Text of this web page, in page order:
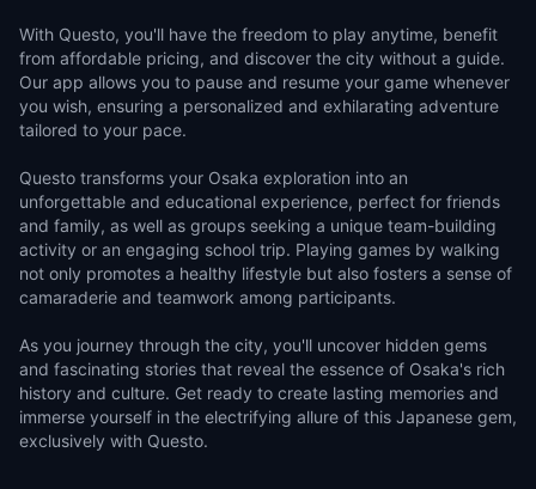
With Questo, you'll have the freedom to play anytime, benefit
from affordable pricing, and discover the city without a guide.
Our app allows you to pause and resume your game whenever
you wish, ensuring a personalized and exhilarating adventure
tailored to your pace.
Questo transforms your Osaka exploration into an
unforgettable and educational experience, perfect for friends
and family, as well as groups seeking a unique team-building
activity or an engaging school trip. Playing games by walking
not only promotes a healthy lifestyle but also fosters a sense of
camaraderie and teamwork among participants.
As you journey through the city, you'll uncover hidden gems
and fascinating stories that reveal the essence of Osaka's rich
history and culture. Get ready to create lasting memories and
immerse yourself in the electrifying allure of this Japanese gem,
exclusively with Questo.